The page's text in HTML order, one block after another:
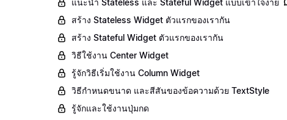
แนะนำ Stateless และ Stateful Widget แบบเข้าใจง่าย
สร้าง Stateless Widget ตัวแรกของเรากัน
สร้าง Stateful Widget ตัวแรกของเรากัน
วิธีใช้งาน Center Widget
รู้จักวิธีเริ่มใช้งาน Column Widget
วิธีกำหนดขนาด และสีสันของข้อความด้วย TextStyle
รู้จักและใช้งานปุ่มกด